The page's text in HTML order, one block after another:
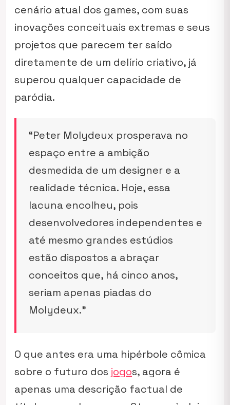
cenário atual dos games, com suas
inovações conceituais extremas e seus
projetos que parecem ter saído
diretamente de um delírio criativo, já
superou qualquer capacidade de
paródia.
“Peter Molydeux prosperava no
espaço entre a ambição
desmedida de um designer e a
realidade técnica. Hoje, essa
lacuna encolheu, pois
desenvolvedores independentes e
até mesmo grandes estúdios
estão dispostos a abraçar
conceitos que, há cinco anos,
seriam apenas piadas do
Molydeux.”
O que antes era uma hipérbole cômica
sobre o futuro dos jogos, agora é
apenas uma descrição factual de